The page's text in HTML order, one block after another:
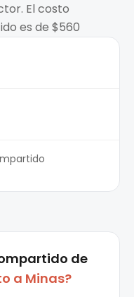
El costo
es de $560
de
a Minas?